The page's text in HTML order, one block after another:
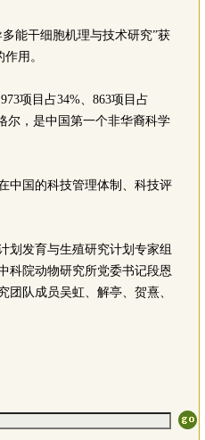
能干细胞机理与技术研究”获
用。
项目占34%、863项目占
尔，是中国第一个非华裔科学
中国的科技管理体制、科技评
划发育与生殖研究计划专家组
科院动物研究所党委书记段恩
队成员吴虹、解亭、贺熹、